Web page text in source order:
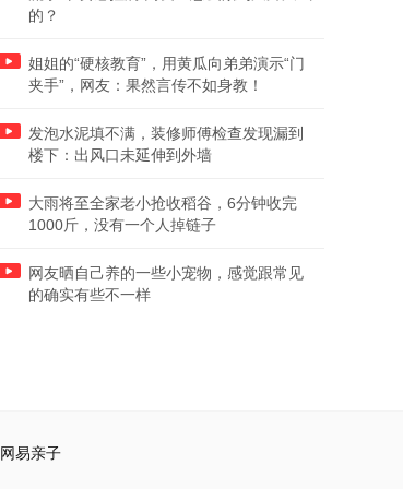
的？
姐姐的“硬核教育”，用黄瓜向弟弟演示“门
夹手”，网友：果然言传不如身教！
发泡水泥填不满，装修师傅检查发现漏到
楼下：出风口未延伸到外墙
大雨将至全家老小抢收稻谷，6分钟收完
1000斤，没有一个人掉链子
网友晒自己养的一些小宠物，感觉跟常见
的确实有些不一样
网易亲子